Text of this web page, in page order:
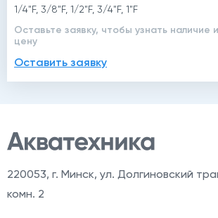
1/4"F, 3/8"F, 1/2"F, 3/4"F, 1"F
Оставьте заявку, чтобы узнать наличие
цену
Оставить заявку
220053, г. Минск, ул. Долгиновский
комн. 2